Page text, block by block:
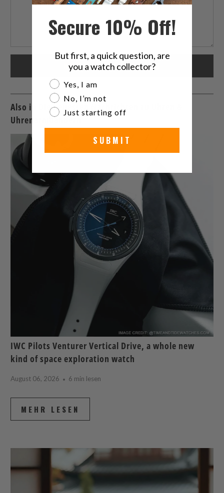
Also in Die neuesten Nachrichten zu Uhren &
Uhrenarmbändern
IWC Pilots Venturer Vertical Drive, a whole new
kind of space exploration watch
August 06, 2026 6 min lesen
MEHR LESEN
Secure 10% Off!
But first, a quick question, are
you a watch collector?
Are you a watch collector?
Yes, I am
No, I’m not
Just starting off
SUBMIT